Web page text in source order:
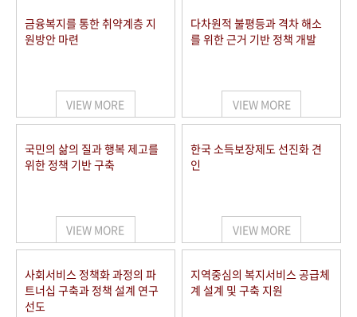
금융복지를 통한 취약계층 지
원방안 마련
VIEW MORE
다차원적 불평등과 격차 해소
를 위한 근거 기반 정책 개발
VIEW MORE
국민의 삶의 질과 행복 제고를
위한 정책 기반 구축
VIEW MORE
한국 소득보장제도 선진화 견
인
VIEW MORE
사회서비스 정책화 과정의 파
트너십 구축과 정책 설계 연구
선도
지역중심의 복지서비스 공급체
계 설계 및 구축 지원